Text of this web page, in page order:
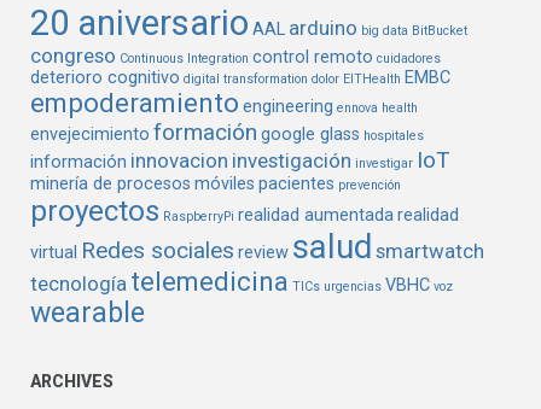
20 aniversario AAL arduino big data BitBucket
congreso Continuous Integration control remoto cuidadores
deterioro cognitivo digital transformation dolor EITHealth EMBC
empoderamiento engineering ennova health
envejecimiento formación google glass hospitales
información innovacion investigación investigar IoT
minería de procesos móviles pacientes prevención
proyectos RaspberryPi realidad aumentadarealidad
virtual Redes sociales review salud smartwatch
tecnología telemedicina TICs urgencias VBHC voz
wearable
ARCHIVES